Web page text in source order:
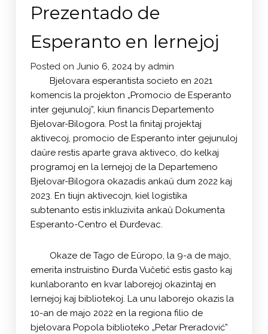
Prezentado de
Esperanto en lernejoj
Posted on Junio 6, 2024 by admin
Bjelovara esperantista societo en 2021
komencis la projekton „Promocio de Esperanto
inter gejunuloj”, kiun financis Departemento
Bjelovar-Bilogora. Post la finitaj projektaj
aktivecoj, promocio de Esperanto inter gejunuloj
daŭre restis aparte grava aktiveco, do kelkaj
programoj en la lernejoj de la Departemeno
Bjelovar-Bilogora okazadis ankaŭ dum 2022 kaj
2023. En tiujn aktivecojn, kiel logistika
subtenanto estis inkluzivita ankaŭ Dokumenta
Esperanto-Centro el Đurđevac.
Okaze de Tago de Eŭropo, la 9-a de majo,
emerita instruistino Đurđa Vučetić estis gasto kaj
kunlaboranto en kvar laborejoj okazintaj en
lernejoj kaj bibliotekoj. La unu laborejo okazis la
10-an de majo 2022 en la regiona filio de
bjelovara Popola biblioteko „Petar Preradović”